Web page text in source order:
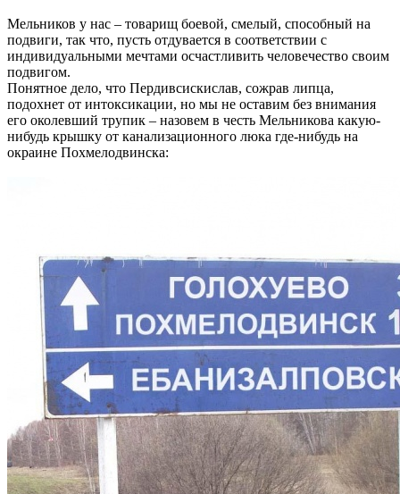
Мельников у нас – товарищ боевой, смелый, способный на
подвиги, так что, пусть отдувается в соответствии с
индивидуальными мечтами осчастливить человечество своим
подвигом.
Понятное дело, что Пердивсискислав, сожрав липца,
подохнет от интоксикации, но мы не оставим без внимания
его околевший трупик – назовем в честь Мельникова какую-
нибудь крышку от канализационного люка где-нибудь на
окраине Похмелодвинска: